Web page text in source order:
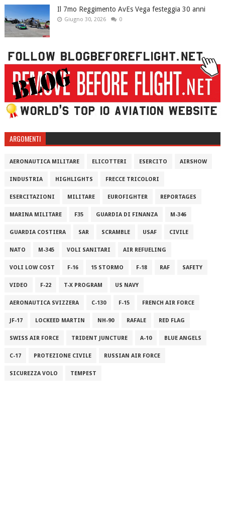
Il 7mo Reggimento AvEs Vega festeggia 30 anni
Giugno 30, 2026 0
ARGOMENTI
AERONAUTICA MILITARE ELICOTTERI ESERCITO AIRSHOW
INDUSTRIA HIGHLIGHTS FRECCE TRICOLORI
ESERCITAZIONI MILITARE EUROFIGHTER REPORTAGES
MARINA MILITARE F35 GUARDIA DI FINANZA M-346
GUARDIA COSTIERA SAR SCRAMBLE USAF CIVILE
NATO M-345 VOLI SANITARI AIR REFUELING
VOLI LOW COST F-16 15 STORMO F-18 RAF SAFETY
VIDEO F-22 T-X PROGRAM US NAVY
AERONAUTICA SVIZZERA C-130 F-15 FRENCH AIR FORCE
JF-17 LOCKEED MARTIN NH-90 RAFALE RED FLAG
SWISS AIR FORCE TRIDENT JUNCTURE A-10 BLUE ANGELS
C-17 PROTEZIONE CIVILE RUSSIAN AIR FORCE
SICUREZZA VOLO TEMPEST